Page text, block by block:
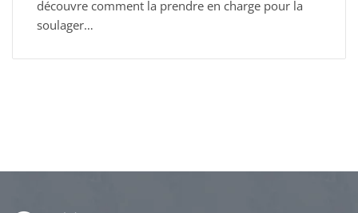
découvre comment la prendre en charge pour la
soulager…